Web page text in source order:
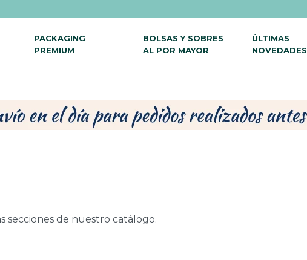
PACKAGING
PREMIUM
BOLSAS Y SOBRES
AL POR MAYOR
ÚLTIMAS
NOVEDADES
de nuestro catálogo.